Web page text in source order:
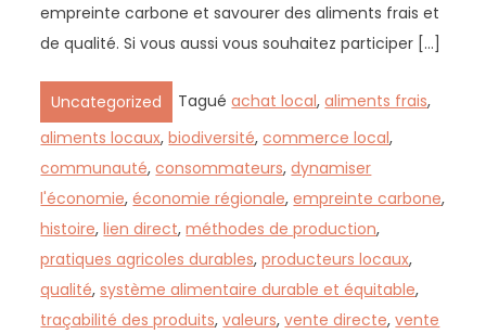
empreinte carbone et savourer des aliments frais et
de qualité. Si vous aussi vous souhaitez participer […]
Uncategorized Taguéachat local,aliments frais,
aliments locaux,biodiversité,commerce local,
communauté,consommateurs,dynamiser
l'économie,économie régionale,empreinte carbone,
histoire,lien direct,méthodes de production,
pratiques agricoles durables,producteurs locaux,
qualité,système alimentaire durable et équitable,
traçabilité des produits,valeurs,vente directe,vente